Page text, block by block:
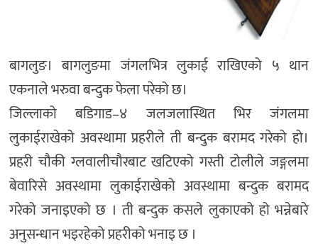
बागलुङ। बागलुङमा जंगलभित्र लुकाई राखिएको ५ थान
एकनाले भरुवा बन्दुक फेला परेको छ।
जिल्लाको बडिगाड–४ जलजलास्थित भिर जंगलमा
लुकाईराखेको अवस्थामा प्रहरीले ती बन्दुक बरामद गरेको हो।
प्रहरी चौकी ग्लवालीचौरबाट खटिएको गस्ती टोलीले जङ्गलमा
बेवारिसे अवस्थामा लुकाईराखेको अवस्थामा बन्दुक बरामद
गरेको जनाइएको छ । ती बन्दुक कसले लुकाएको हो भन्नेबारे
अनुसन्धान भइरहेको प्रहरीको भनाइ छ ।